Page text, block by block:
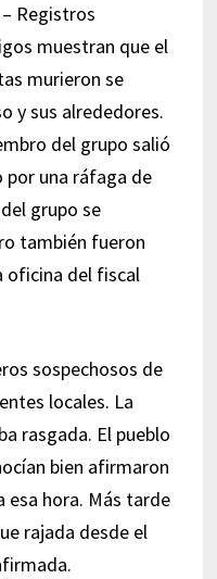
Registros
muestran que el
murieron se
y sus alrededores.
del grupo salió
una ráfaga de
grupo se
también fueron
oficina del fiscal
sospechosos de
locales. La
rasgada. El pueblo
bien afirmaron
esa hora. Más tarde
rajada desde el